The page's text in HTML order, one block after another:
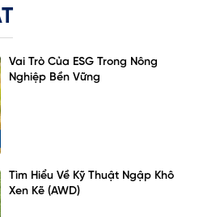
Vai Trò Của ESG Trong Nông
Nghiệp Bền Vững
Tìm Hiểu Về Kỹ Thuật Ngập Khô
Xen Kẽ (AWD)